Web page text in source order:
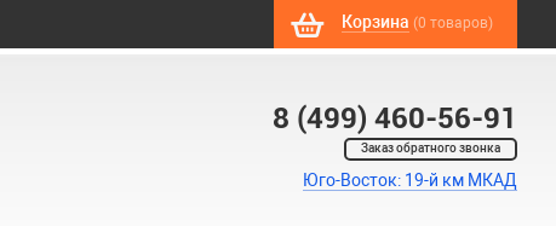
Корзина (0 товаров)
8 (499) 460-56-91
Заказ обратного звонка
Юго-Восток: 19-й км МКАД